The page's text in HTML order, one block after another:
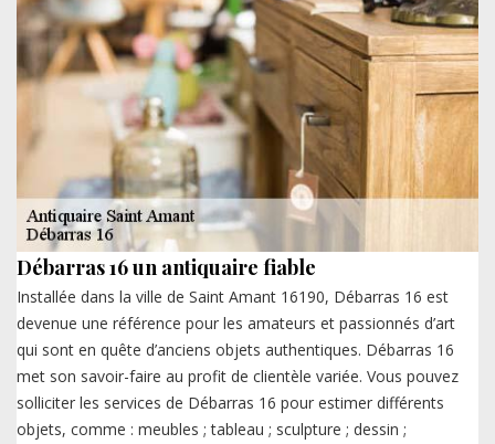
Débarras 16 un antiquaire fiable
Installée dans la ville de Saint Amant 16190, Débarras 16 est
devenue une référence pour les amateurs et passionnés d’art
qui sont en quête d’anciens objets authentiques. Débarras 16
met son savoir-faire au profit de clientèle variée. Vous pouvez
solliciter les services de Débarras 16 pour estimer différents
objets, comme : meubles ; tableau ; sculpture ; dessin ;